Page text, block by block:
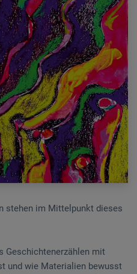
stehen im Mittelpunkt dieses
Geschichtenerzählen mit
und wie Materialien bewusst